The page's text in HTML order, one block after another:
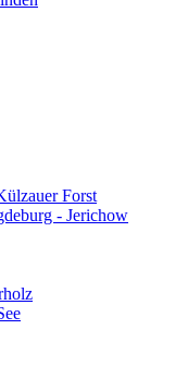
Forst
- Jerichow